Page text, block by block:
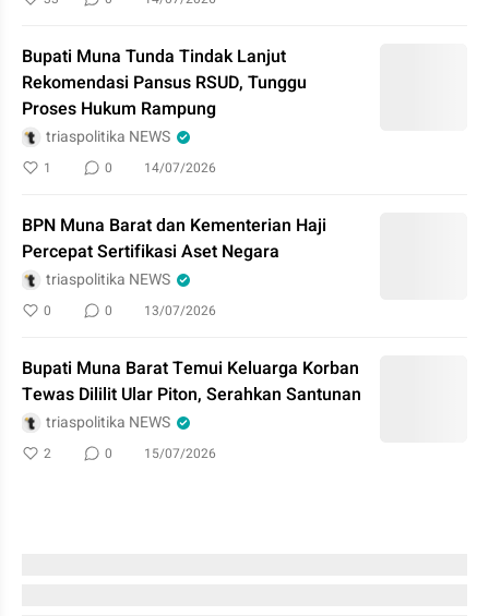
Bupati Muna Tunda Tindak Lanjut
Rekomendasi Pansus RSUD, Tunggu
Proses Hukum Rampung
triaspolitika NEWS
1 0 14/07/2026
BPN Muna Barat dan Kementerian Haji
Percepat Sertifikasi Aset Negara
triaspolitika NEWS
0 0 13/07/2026
Bupati Muna Barat Temui Keluarga Korban
Tewas Dililit Ular Piton, Serahkan Santunan
triaspolitika NEWS
2 0 15/07/2026